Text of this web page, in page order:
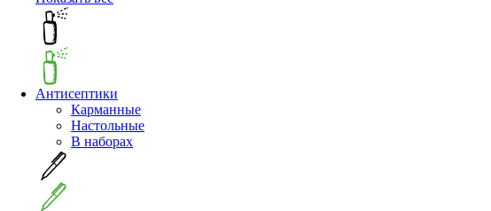
Антисептики
Карманные
Настольные
В наборах